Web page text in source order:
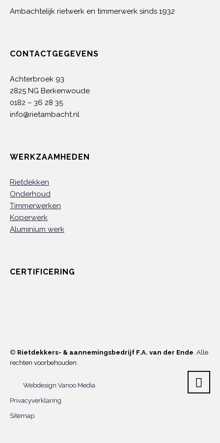
Ambachtelijk rietwerk en timmerwerk sinds 1932
CONTACTGEGEVENS
Achterbroek 93
2825 NG Berkenwoude
0182 – 36 28 35
info@rietambacht.nl
WERKZAAMHEDEN
Rietdekken
Onderhoud
Timmerwerken
Koperwerk
Aluminium werk
CERTIFICERING
© Rietdekkers- & aannemingsbedrijf F.A. van der Ende. Alle
rechten voorbehouden.
Webdesign Vanoo Media
Privacyverklaring
Sitemap